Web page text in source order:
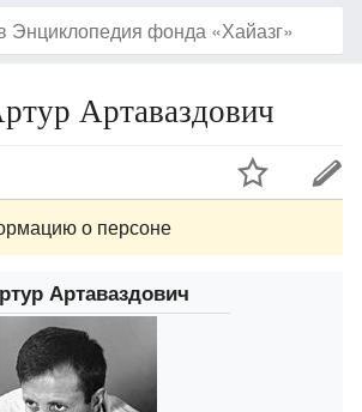
Артаваздович
о персоне
Артаваздович